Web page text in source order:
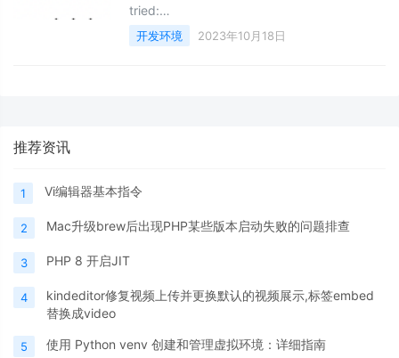
tried:
'/opt/homebrew/opt/icu4c/lib/
(no such file), '/usr/local/lib/libicui18n.72.dylib'
开发环境 2023年10月18日
推荐资讯
1 Vi编辑器基本指令
2 Mac升级brew后出现PHP某些版本启动失败的问题排查
3 PHP 8 开启JIT
4
kindeditor修复视频上传并更换默认的视频展示,标签embed
替换成video
5 使用 Python venv 创建和管理虚拟环境：详细指南